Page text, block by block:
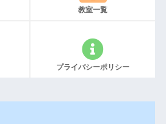
教室一覧
プライバシーポリシー